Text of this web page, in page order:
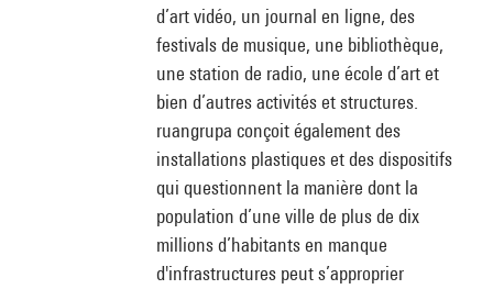
d’art vidéo, un journal en ligne, des
festivals de musique, une bibliothèque,
une station de radio, une école d’art et
bien d’autres activités et structures.
ruangrupa conçoit également des
installations plastiques et des dispositifs
qui questionnent la manière dont la
population d’une ville de plus de dix
millions d’habitants en manque
d'infrastructures peut s’approprier